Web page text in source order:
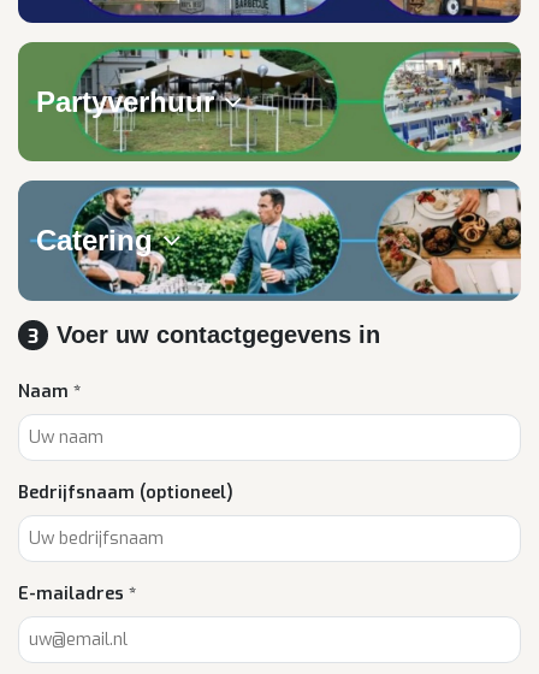
Partyverhuur
Catering
3 Voer uw contactgegevens in
Naam *
Bedrijfsnaam (optioneel)
E-mailadres *